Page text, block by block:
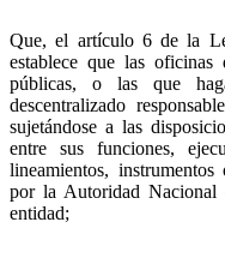
Que, el artículo 6 de la
establece que las oficinas
públicas, o las que
descentralizado
sujetándose a las
entre sus funciones,
lineamientos,
por la Autoridad
entidad;